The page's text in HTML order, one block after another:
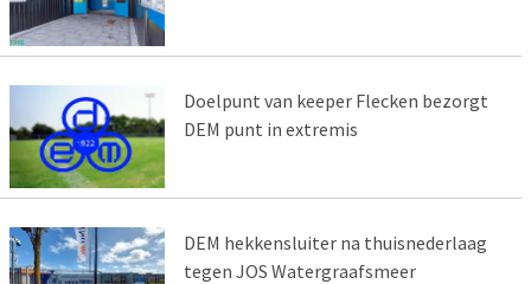
Doelpunt van keeper Flecken bezorgt
DEM punt in extremis
DEM hekkensluiter na thuisnederlaag
tegen JOS Watergraafsmeer